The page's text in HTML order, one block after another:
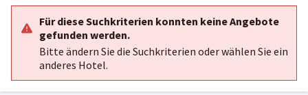
Für diese Suchkriterien konnten keine Angebote
gefunden werden.
Bitte ändern Sie die Suchkriterien oder wählen Sie ein
anderes Hotel.